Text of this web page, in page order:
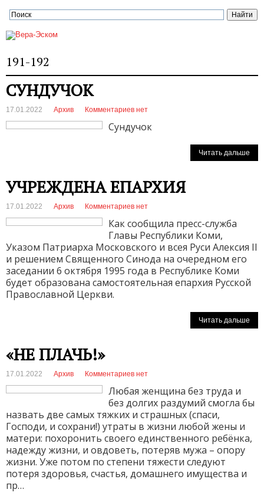
191-192
СУНДУЧОК
17.01.2022 Архив Комментариев нет
Сундучок
Читать дальше
УЧРЕЖДЕНА ЕПАРХИЯ
17.01.2022 Архив Комментариев нет
Как сообщила пресс-служба
Главы Республики Коми,
Указом Патриарха Московского и всея Руси Алексия II
и решением Священного Синода на очередном его
заседании 6 октября 1995 года в Республике Коми
будет образована самостоятельная епархия Русской
Православной Церкви.
Читать дальше
«НЕ ПЛАЧЬ!»
17.01.2022 Архив Комментариев нет
Любая женщина без труда и
без долгих раздумий смогла бы
назвать две самых тяжких и страшных (спаси,
Господи, и сохрани!) утраты в жизни любой жены и
матери: похоронить своего единственного ребёнка,
надежду жизни, и овдоветь, потеряв мужа – опору
жизни. Уже потом по степени тяжести следуют
потеря здоровья, счастья, домашнего имущества и
пр…